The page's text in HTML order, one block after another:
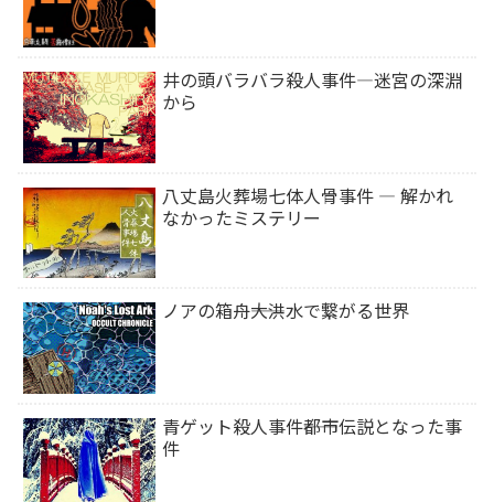
井の頭バラバラ殺人事件―迷宮の深淵
から
八丈島火葬場七体人骨事件 ― 解かれ
なかったミステリー
ノアの箱舟――大洪水で繋がる世界
青ゲット殺人事件――都市伝説となった事
件